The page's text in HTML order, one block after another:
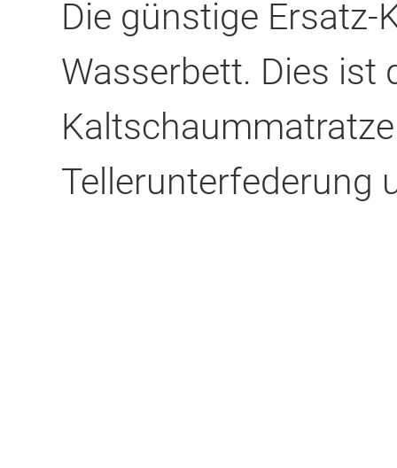
Die günstige
Wasserbett. Dies ist
Tellerunterfederung